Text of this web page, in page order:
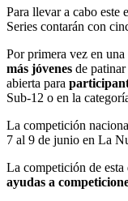
Para llevar a cabo este
Series contarán con
Por primera vez en
más jóvenes de
abierta para
Sub-12 o en la
La competición
7 al 9 de junio en La
La competición de
ayudas a